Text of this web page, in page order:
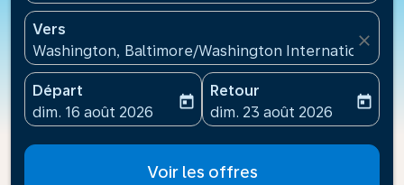
Vers
Washington, Baltimore/Washington International
close
Départ
fc-booking-departure-date-aria-label
dim. 16 août 2026
today
Retour
fc-booking-return-date-
dim. 23 août 2026
today
Voir les offres